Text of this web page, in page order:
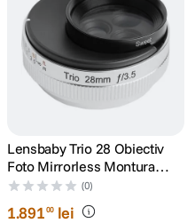
canon sx740 hs
lavaliera
8. card memorie
9. dji mic mini
Lensbaby Trio 28 Obiectiv
Foto Mirrorless Montura
Sony E (compatibil FF)
(0)
1.89100 lei